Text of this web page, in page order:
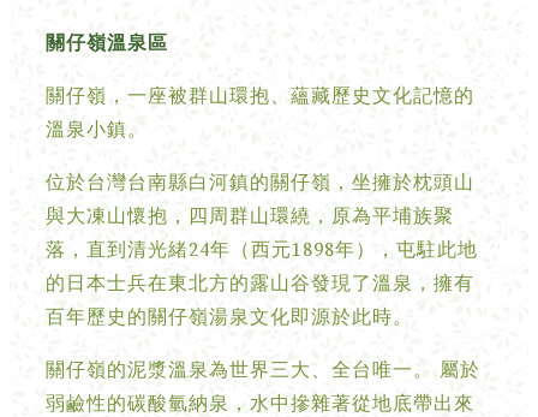
關仔嶺溫泉區
關仔嶺，一座被群山環抱、蘊藏歷史文化記憶的
溫泉小鎮。
位於台灣台南縣白河鎮的關仔嶺，坐擁於枕頭山
與大凍山懷抱，四周群山環繞，原為平埔族聚
落，直到清光緒24年（西元1898年），屯駐此地
的日本士兵在東北方的露山谷發現了溫泉，擁有
百年歷史的關仔嶺湯泉文化即源於此時。
關仔嶺的泥漿溫泉為世界三大、全台唯一。 屬於
弱鹼性的碳酸氫納泉，水中摻雜著從地底帶出來